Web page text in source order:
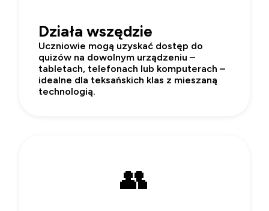
Działa wszędzie
Uczniowie mogą uzyskać dostęp do
quizów na dowolnym urządzeniu –
tabletach, telefonach lub komputerach –
idealne dla teksańskich klas z mieszaną
technologią.
👥